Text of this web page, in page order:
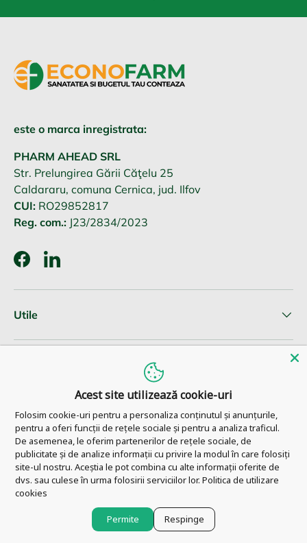
este o marca inregistrata:
PHARM AHEAD SRL
Str. Prelungirea Gării Căţelu 25
Caldararu, comuna Cernica, jud. Ilfov
CUI: RO29852817
Reg. com.: J23/2834/2023
FacebookLinkedIn
Utile
Newsletter
Pharm Ahead
Acest site utilizează cookie-uri
Folosim cookie-uri pentru a personaliza conținutul și anunțurile,
pentru a oferi funcții de rețele sociale și pentru a analiza traficul.
De asemenea, le oferim partenerilor de rețele sociale, de
publicitate și de analize informații cu privire la modul în care folosiți
site-ul nostru. Aceștia le pot combina cu alte informații oferite de
dvs. sau culese în urma folosirii serviciilor lor. Politica de utilizare
cookies
Permite Respinge